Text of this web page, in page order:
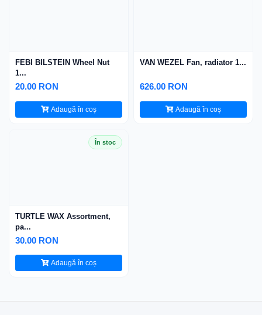
FEBI BILSTEIN Wheel Nut
1...
20.00 RON
Adaugă în coș
VAN WEZEL Fan, radiator 1...
626.00 RON
Adaugă în coș
În stoc
TURTLE WAX Assortment,
pa...
30.00 RON
Adaugă în coș